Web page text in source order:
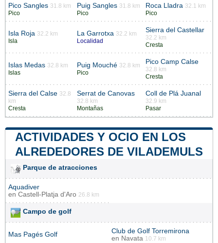
Pico Sangles 31.8 km
Pico
Puig Sangles 31.8 km
Pico
Roca Lladra 32.1 km
Pico
Isla Roja 32.2 km
Isla
La Garrotxa 32.2 km
Localidad
Sierra del Castellar
32.2 km
Cresta
Islas Medas 32.8 km
Islas
Puig Mouché 32.8 km
Pico
Pico Camp Calse
32.8 km
Cresta
Sierra del Calse 32.8
km
Cresta
Serrat de Canovas
32.8 km
Montañas
Coll de Plá Juanal
32.9 km
Pasar
ACTIVIDADES Y OCIO EN LOS
ALREDEDORES DE VILADEMULS
Parque de atracciones
Aquadiver
en Castell-Platja d'Aro 26.8 km
Campo de golf
Mas Pagés Golf
Club de Golf Torremirona
en Navata 10.7 km